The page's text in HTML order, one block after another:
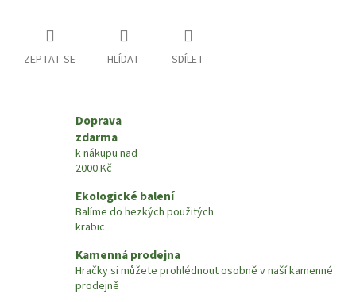
ZEPTAT SE HLÍDAT SDÍLET
Doprava
zdarma
k nákupu nad
2000 Kč
Ekologické balení
Balíme do hezkých použitých
krabic.
Kamenná prodejna
Hračky si můžete prohlédnout osobně v naší kamenné
prodejně